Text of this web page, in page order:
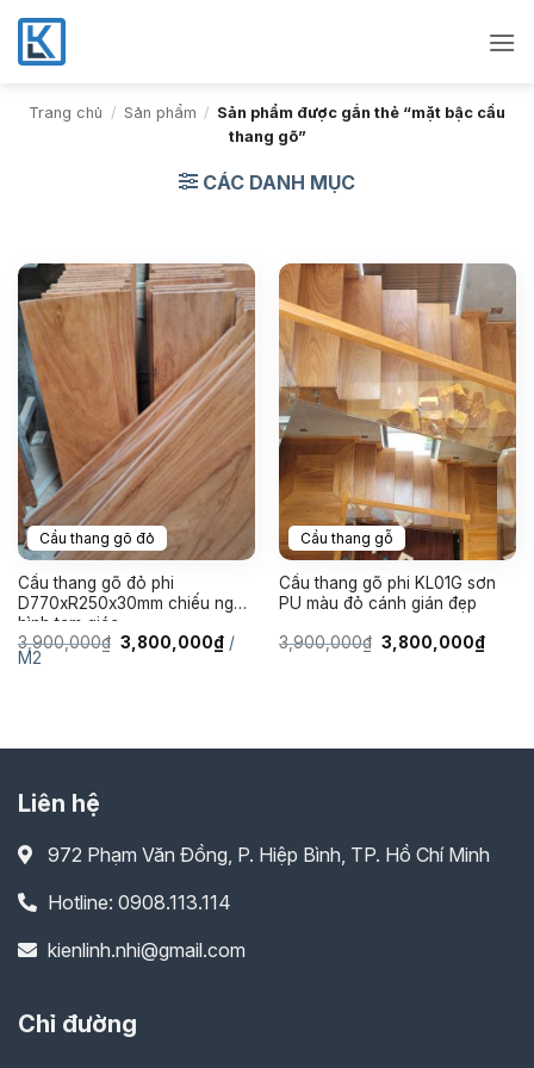
Bỏ
qua
nội
dungTrang chủ / Sản phẩm / Sản phẩm được gắn thẻ “mặt bậc cầu
thang gõ”
CÁC DANH MỤC
Cầu thang gõ đỏ
Cầu thang gõ đỏ phi
D770xR250x30mm chiếu nghỉ
hình tam giác
3,900,000₫ Giá
gốc
3,800,000₫Giá
hiện
/
M2
Cầu thang gỗ
Cầu thang gõ phi KL01G sơn
PU màu đỏ cánh gián đẹp
3,900,000₫ Giá
gốc
3,800,000₫Giá
hiện
Liên hệ
972 Phạm Văn Đồng, P. Hiệp Bình, TP. Hồ Chí Minh
Hotline: 0908.113.114
kienlinh.nhi@gmail.com
Chỉ đường